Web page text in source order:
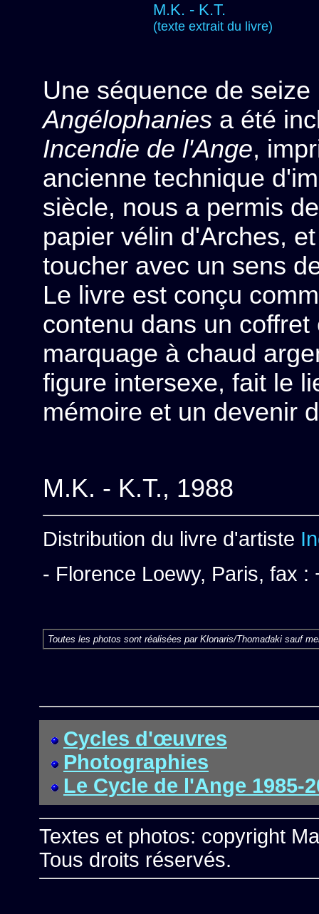
M.K. - K.T.
(texte extrait du livre)
Une séquence de
Angélophanies a été
Incendie de l'Ange,
ancienne technique
siècle, nous a permis
papier vélin d'Arches,
toucher avec un sens
Le livre est conçu
contenu dans un
marquage à chaud
figure intersexe, fait le
mémoire et un devenir
M.K. - K.T., 1988
Distribution du livre d'artiste
- Florence Loewy, Paris, fax :
Toutes les photos sont réalisées par Klonaris/Thomadaki sauf
Cycles d'œuvres
Photographies
Le Cycle de l'Ange 1985-
Textes et photos: copyright
Tous droits réservés.